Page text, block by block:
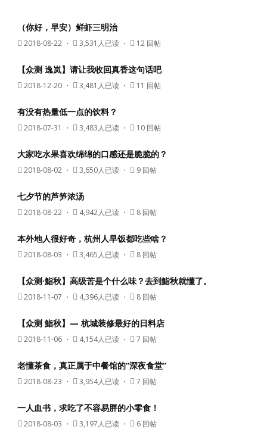
（你好，早安）鲜虾三明治
2018-08-22 ・ 3,531人已读 ・ 12 回帖
【众测 逸岚】请让我收回真香这句话吧
2018-12-20 ・ 3,481人已读 ・ 11 回帖
有没有热量低一点的饮料？
2018-07-31 ・ 3,483人已读 ・ 10 回帖
大家吃水果喜欢绵绵的口感还是脆脆的？
2018-08-02 ・ 3,650人已读 ・ 9 回帖
七夕节的芦笋浓汤
2018-08-22 ・ 4,942人已读 ・ 8 回帖
本外地人很好奇，杭州人早饭都吃些啥？
2018-08-03 ・ 3,465人已读 ・ 8 回帖
【众测·鮨秋】高级苦是个什么味？去到鮨秋就懂了。
2018-11-07 ・ 4,396人已读 ・ 8 回帖
【众测 鮨秋】— 杭城装修最好的日料店
2018-11-06 ・ 4,154人已读 ・ 7 回帖
老懂茶食，真正属于中餐馆的“深夜食堂”
2018-08-23 ・ 3,954人已读 ・ 7 回帖
一人血书，求吃了不容易胖的小零食！
2018-08-03 ・ 3,197人已读 ・ 6 回帖